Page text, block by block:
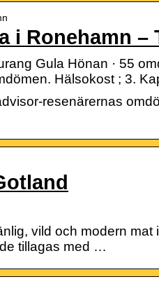
i Ronehamn –
Gula Hönan · 55
Hälsokost ; 3.
resenärernas
vild och modern
tillagas med …